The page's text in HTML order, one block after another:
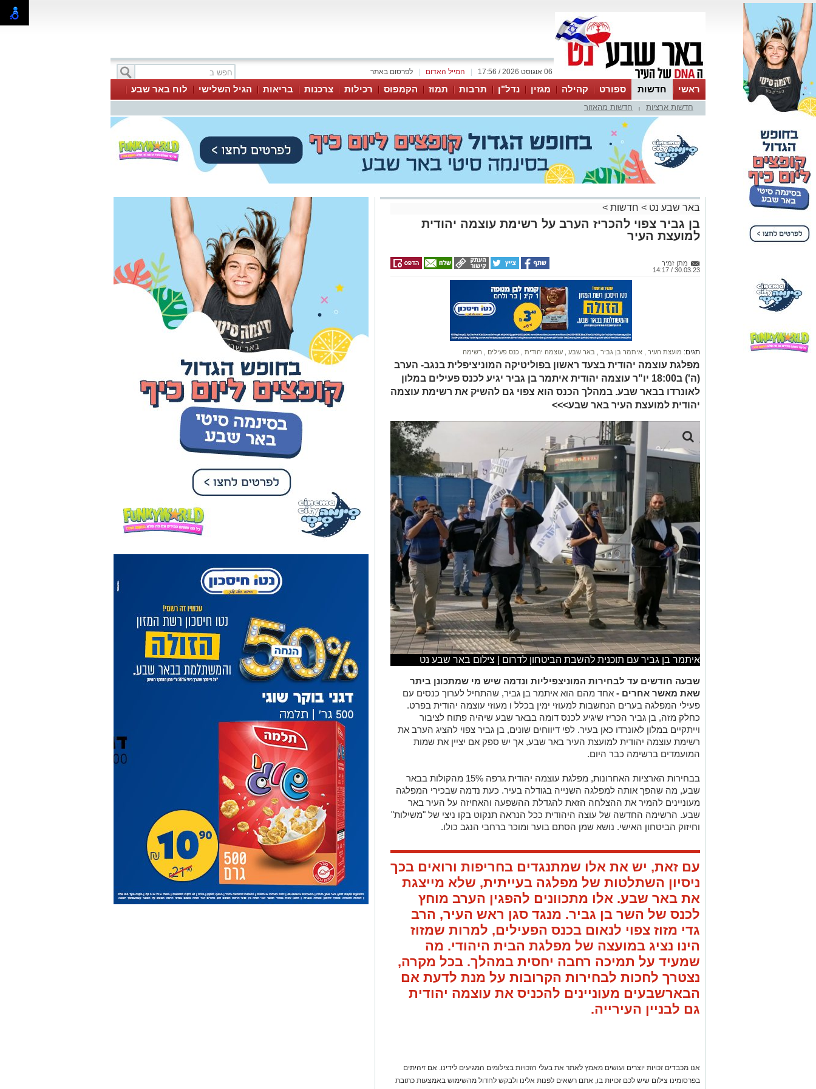
לפרסום באתר המייל האדום 06 אוגוסט 2026 / 17:56
ראשי חדשות ספורט קהילה מגזין נדל"ן תרבות תמוז הקמפוס רכילות צרכנות בריאות הגיל השלישי
לוח באר שבע
עסקים
טיפים והמלצותחדשות ארציות חדשות מהאזור
באר שבע נט > חדשות >
בן גביר צפוי להכריז הערב על רשימת עוצמה יהודית
למועצת העיר
מתן זמיר
30.03.23 / 14:17
תגים: מועצת העיר איתמר בן גביר באר שבע עוצמה יהודית כנס פעילים רשימה
מפלגת עוצמה יהודית בצעד ראשון בפוליטיקה המוניציפלית בנגב- הערב
(ה') ב18:00 יו"ר עוצמה יהודית איתמר בן גביר יגיע לכנס פעילים במלון
לאונרדו בבאר שבע. במהלך הכנס הוא צפוי גם להשיק את רשימת עוצמה
יהודית למועצת העיר באר שבע>>>
איתמר בן גביר עם תוכנית להשבת הביטחון לדרום | צילום באר שבע נט
שבעה חודשים עד לבחירות המוניצפיליות ונדמה שיש מי שמתכונן ביתר
שאת מאשר אחרים - אחד מהם הוא איתמר בן גביר, שהתחיל לערוך כנסים עם
פעילי המפלגה בערים הנחשבות למעוזי ימין בכלל ו מעוזי עוצמה יהודית בפרט.
כחלק מזה, בן גביר הכריז שיגיע לכנס דומה בבאר שבע שיהיה פתוח לציבור
וייתקיים במלון לאונרדו כאן בעיר. לפי דיווחים שונים, בן גביר צפוי להציג הערב את
רשימת עוצמה יהודית למועצת העיר באר שבע, אך יש ספק אם יציין את שמות
המועמדים ברשימה כבר היום.
בבחירות הארציות האחרונות, מפלגת עוצמה יהודית גרפה 15% מהקולות בבאר
שבע, מה שהפך אותה למפלגה השנייה בגודלה בעיר. כעת נדמה שבכירי המפלגה
מעוניינים להמיר את ההצלחה הזאת להגדלת ההשפעה והאחיזה על העיר באר
שבע. הרשימה החדשה של עוצה היהודית ככל הנראה תנקוט בקו ניצי של "משילות"
וחיזוק הביטחון האישי. נושא שמן הסתם בוער ומוכר ברחבי הנגב כולו.
עם זאת, יש את אלו שמתנגדים בחריפות ורואים בכך
ניסיון השתלטות של מפלגה בעייתית, שלא מייצגת
את באר שבע. אלו מתכוונים להפגין הערב מוחץ
לכנס של השר בן גביר. מנגד סגן ראש העיר, הרב
גדי מזוז צפוי לנאום בכנס הפעילים, למרות שמזוז
הינו נציג במועצה של מפלגת הבית היהודי. מה
שמעיד על תמיכה רחבה יחסית במהלך. בכל מקרה,
נצטרך לחכות לבחירות הקרובות על מנת לדעת אם
הבארשבעים מעוניינים להכניס את עוצמה יהודית
גם לבניין העירייה.
אנו מכבדים זכויות יוצרים ועושים מאמץ לאתר את בעלי הזכויות בצילומים המגיעים לידינו. אם זיהיתים
בפרסומינו צילום שיש לכם זכויות בו, אתם רשאים לפנות אלינו ולבקש לחדול מהשימוש באמצעות כתובת